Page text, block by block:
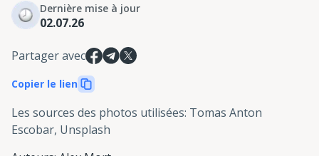
Dernière mise à jour
02.07.26
Partager avec
Copier le lien
Les sources des photos utilisées: Tomas Anton
Escobar, Unsplash